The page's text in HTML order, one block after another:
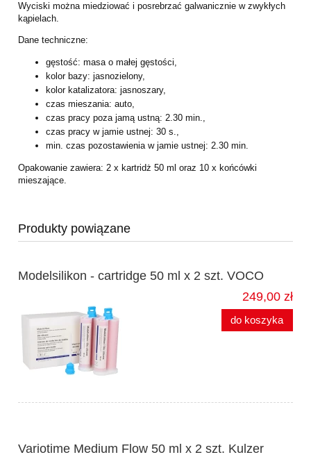
Wyciski można miedziować i posrebrzać galwanicznie w zwykłych
kąpielach.
Dane techniczne:
gęstość: masa o małej gęstości,
kolor bazy: jasnozielony,
kolor katalizatora: jasnoszary,
czas mieszania: auto,
czas pracy poza jamą ustną: 2.30 min.,
czas pracy w jamie ustnej: 30 s.,
min. czas pozostawienia w jamie ustnej: 2.30 min.
Opakowanie zawiera: 2 x kartridż 50 ml oraz 10 x końcówki
mieszające.
Produkty powiązane
Modelsilikon - cartridge 50 ml x 2 szt. VOCO
249,00 zł
do koszyka
Variotime Medium Flow 50 ml x 2 szt. Kulzer